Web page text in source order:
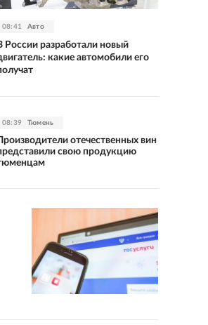
08:41 Авто
России разработали новый
какие автомобили его
08:39 Тюмень
отечественных вин
свою продукцию